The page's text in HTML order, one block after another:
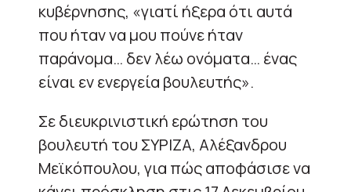
κυβέρνησης, «γιατί ήξερα ότι αυτά
που ήταν να μου πούνε ήταν
παράνομα… δεν λέω ονόματα… ένας
είναι εν ενεργεία βουλευτής».
Σε διευκρινιστική ερώτηση του
βουλευτή του ΣΥΡΙΖΑ, Αλέξανδρου
Μεϊκόπουλου, για πώς αποφάσισε να